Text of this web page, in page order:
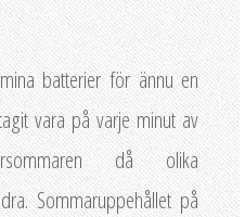
batterier för ännu en
vara på varje minut av
då olika
Sommaruppehållet på